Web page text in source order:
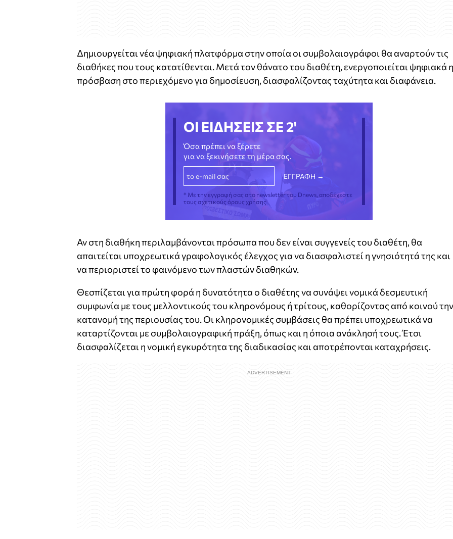
Δημιουργείται νέα ψηφιακή πλατφόρμα στην οποία οι συμβολαιογράφοι θα αναρτούν τις
διαθήκες που τους κατατίθενται. Μετά τον θάνατο του διαθέτη, ενεργοποιείται ψηφιακά η
πρόσβαση στο περιεχόμενο για δημοσίευση, διασφαλίζοντας ταχύτητα και διαφάνεια.
ΟΙ ΕΙΔΗΣΕΙΣ ΣΕ 2'
Όσα πρέπει να ξέρετε
για να ξεκινήσετε τη μέρα σας.
* Με την εγγραφή σας στο newsletter του Dnews, αποδέχεστε
τους σχετικούς όρους χρήσης
Αν στη διαθήκη περιλαμβάνονται πρόσωπα που δεν είναι συγγενείς του διαθέτη, θα
απαιτείται υποχρεωτικά γραφολογικός έλεγχος για να διασφαλιστεί η γνησιότητά της και
να περιοριστεί το φαινόμενο των πλαστών διαθηκών.
Θεσπίζεται για πρώτη φορά η δυνατότητα ο διαθέτης να συνάψει νομικά δεσμευτική
συμφωνία με τους μελλοντικούς του κληρονόμους ή τρίτους, καθορίζοντας από κοινού την
κατανομή της περιουσίας του. Οι κληρονομικές συμβάσεις θα πρέπει υποχρεωτικά να
καταρτίζονται με συμβολαιογραφική πράξη, όπως και η όποια ανάκλησή τους. Έτσι
διασφαλίζεται η νομική εγκυρότητα της διαδικασίας και αποτρέπονται καταχρήσεις.